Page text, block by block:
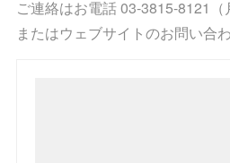
ご連絡はお電話 03-3815-8121（
またはウェブサイトのお問い合